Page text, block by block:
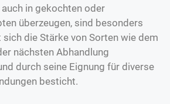
in gekochten oder
überzeugen, sind besonders
die Stärke von Sorten wie dem
nächsten Abhandlung
durch seine Eignung für diverse
besticht.